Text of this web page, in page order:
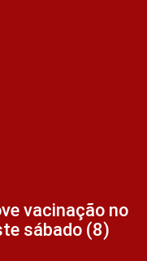
vacinação no
sábado (8)